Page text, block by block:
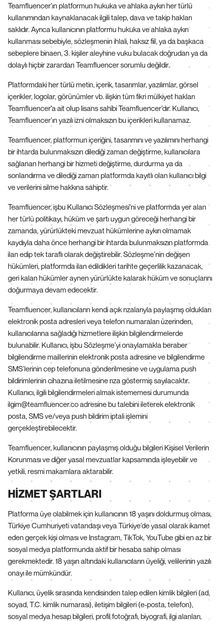
Teamfluencer’ın platformun hukuka ve ahlaka aykırı her türlü
kullanımından kaynaklanacak ilgili talep, dava ve takip hakları
saklıdır. Ayrıca kullanıcının platformu hukuka ve ahlaka aykırı
kullanması sebebiyle, sözleşmenin ihlali, haksız fiil, ya da başkaca
sebeplere binaen, 3. kişiler aleyhine vuku bulacak doğrudan ya da
dolaylı hiçbir zarardan Teamfluencer sorumlu değildir.
Platformdaki her türlü metin, içerik, tasarımlar, yazılımlar, görsel
içerikler, logolar, görünümler vb. ilişkin tüm fikri mülkiyet hakları
Teamfluencer’a ait olup lisans sahibi Teamfluencer’dır. Kullanıcı,
Teamfluencer’ın yazılı izni olmaksızın bu içerikleri kullanamaz.
Teamfluencer, platformun içeriğini, tasarımını ve yazılımını herhangi
bir ihtarda bulunmaksızın dilediği zaman değiştirme, kullanıcılara
sağlanan herhangi bir hizmeti değiştirme, durdurma ya da
sonlandırma ve dilediği zaman platformda kayıtlı olan kullanıcı bilgi
ve verilerini silme hakkına sahiptir.
Teamfluencer, işbu Kullanıcı Sözleşmesi’ni ve platformda yer alan
her türlü politikayı, hüküm ve şartı uygun göreceği herhangi bir
zamanda, yürürlükteki mevzuat hükümlerine aykırı olmamak
kaydıyla daha önce herhangi bir ihtarda bulunmaksızın platformda
ilan edip tek taraflı olarak değiştirebilir. Sözleşme’nin değişen
hükümleri, platformda ilan edildikleri tarihte geçerlilik kazanacak,
geri kalan hükümler aynen yürürlükte kalarak hüküm ve sonuçlarını
doğurmaya devam edecektir.
Teamfluencer, kullanıcıların kendi açık rızalarıyla paylaşmış oldukları
elektronik posta adresleri veya telefon numaraları üzerinden,
kullanıcılarına sağladığı hizmetlere ilişkin bilgilendirmelerde
bulunabilir. Kullanıcı, işbu Sözleşme’yi onaylamakla beraber
bilgilendirme maillerinin elektronik posta adresine ve bilgilendirme
SMS’lerinin cep telefonuna gönderilmesine ve uygulama push
bildirimlerinin cihazına iletilmesine rıza göstermiş sayılacaktır.
Kullanıcı, ilgili bilgilendirmeleri almak istememesi durumunda
ilgim@teamfluencer.co adresine bu talebini ileterek elektronik
posta, SMS ve/veya push bildirim iptali işlemini
gerçekleştirebilecektir.
Teamfluencer, kullanıcının paylaşmış olduğu bilgileri Kişisel Verilerin
Korunması ve diğer yasal mevzuatlar kapsamında işleyebilir ve
yetkili, resmi makamlara aktarabilir.
HİZMET ŞARTLARI
Platforma üye olabilmek için kullanıcının 18 yaşını doldurmuş olması,
Türkiye Cumhuriyeti vatandaşı veya Türkiye’de yasal olarak ikamet
eden gerçek kişi olması ve Instagram, TikTok, YouTube gibi en az bir
sosyal medya platformunda aktif bir hesaba sahip olması
gerekmektedir. 18 yaşın altındaki kullanıcıların üyeliği, velilerinin yazılı
onayı ile mümkündür.
Kullanıcı, üyelik sırasında kendisinden talep edilen kimlik bilgileri (ad,
soyad, T.C. kimlik numarası), iletişim bilgileri (e-posta, telefon),
sosyal medya hesap bilgileri, profil fotoğrafı, biyografi, ilgi alanları,